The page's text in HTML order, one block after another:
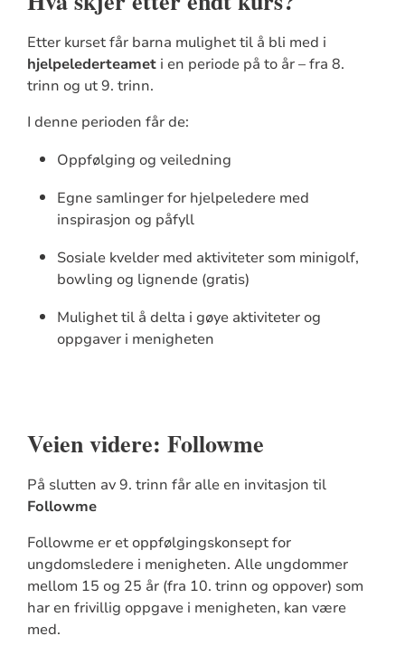
Etter kurset får barna mulighet til å bli med i
hjelpelederteameti en periode på to år – fra 8.
trinn og ut 9. trinn.
I denne perioden får de:
Oppfølging og veiledning
Egne samlinger for hjelpeledere med
inspirasjon og påfyll
Sosiale kvelder med aktiviteter som minigolf,
bowling og lignende (gratis)
Mulighet til å delta i gøye aktiviteter og
oppgaver i menigheten
Veien videre: Followme
På slutten av 9. trinn får alle en invitasjon til
Followme
Followme er et oppfølgingskonsept for
ungdomsledere i menigheten. Alle ungdommer
mellom 15 og 25 år (fra 10. trinn og oppover) som
har en frivillig oppgave i menigheten, kan være
med.